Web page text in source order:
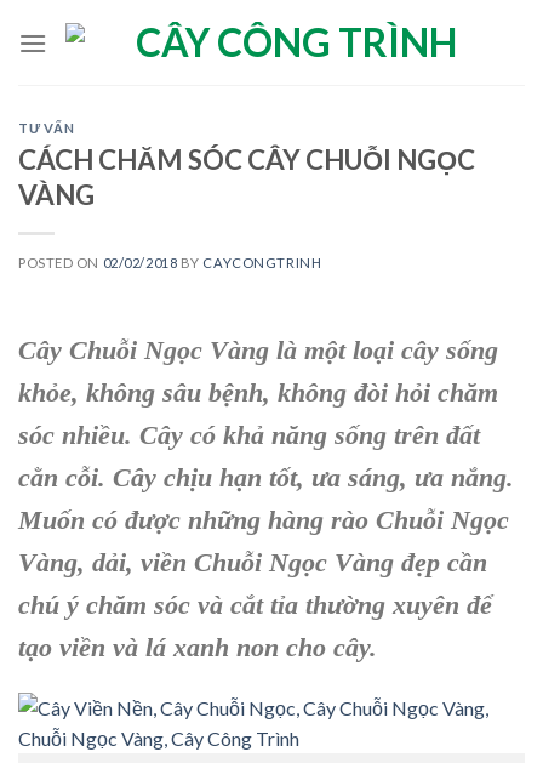
TƯ VẤN
CÁCH CHĂM SÓC CÂY CHUỖI NGỌC
VÀNG
POSTED ON 02/02/2018 BY CAYCONGTRINH
Cây Chuỗi Ngọc Vàng là một loại cây sống
khỏe, không sâu bệnh, không đòi hỏi chăm
sóc nhiều. Cây có khả năng sống trên đất
cằn cỗi. Cây chịu hạn tốt, ưa sáng, ưa nắng.
Muốn có được những hàng rào Chuỗi Ngọc
Vàng, dải, viền Chuỗi Ngọc Vàng đẹp cần
chú ý chăm sóc và cắt tỉa thường xuyên để
tạo viền và lá xanh non cho cây.